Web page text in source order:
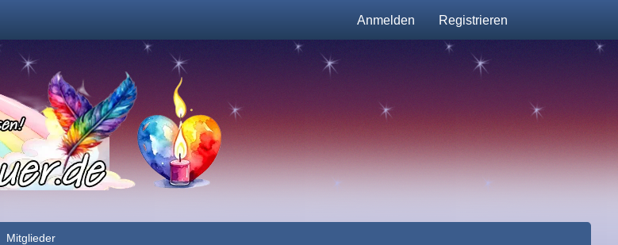
Anmelden Registrieren
Mitglieder